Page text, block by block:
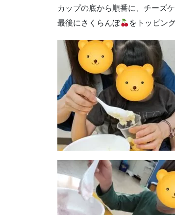
カップの底から順番に、チーズ
最後にさくらんぼ
をトッピン